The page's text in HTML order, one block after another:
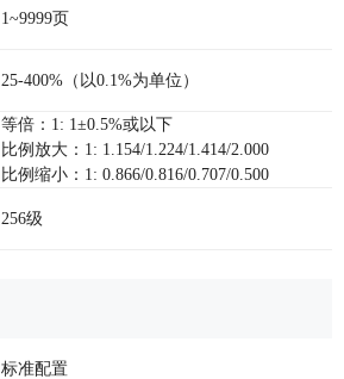
1~9999页
25-400%（以0.1%为单位）
等倍：1: 1±0.5%或以下
比例放大：1: 1.154/1.224/1.414/2.000
比例缩小：1: 0.866/0.816/0.707/0.500
256级
标准配置